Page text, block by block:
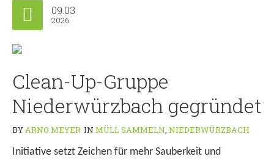
09.03
2026
Clean-Up-Gruppe
Niederwürzbach gegründet
BYARNO MEYER IN MÜLL SAMMELN, NIEDERWÜRZBACH
Initiative setzt Zeichen für mehr Sauberkeit und